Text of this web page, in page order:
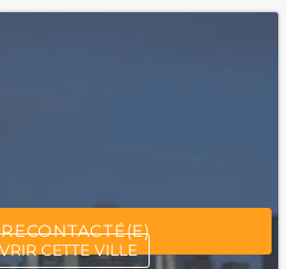
“Excellent”, 165 avis
CETTE VILLE